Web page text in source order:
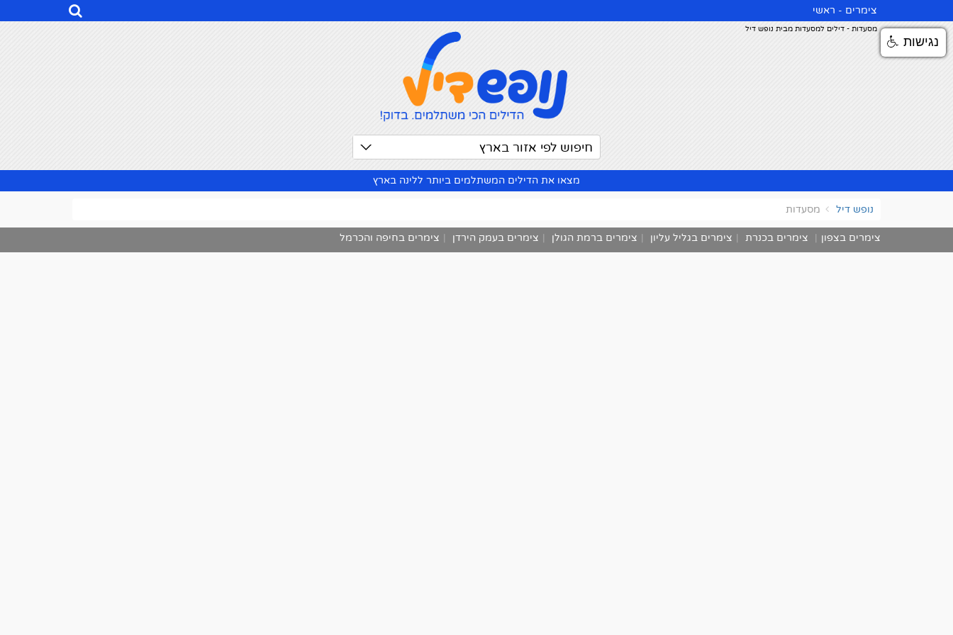
צימרים - ראשי
מסעדות - דילים למסעדות מבית נופש דיל
חיפוש לפי אזור בארץ
מצאו את הדילים המשתלמים ביותר ללינה בארץ
נופש דיל מסעדות
צימרים בצפון | צימרים בכנרת | צימרים בגליל עליון | צימרים ברמת הגולן | צימרים בעמק הירדן | צימרים בחיפה והכרמל
נגישות